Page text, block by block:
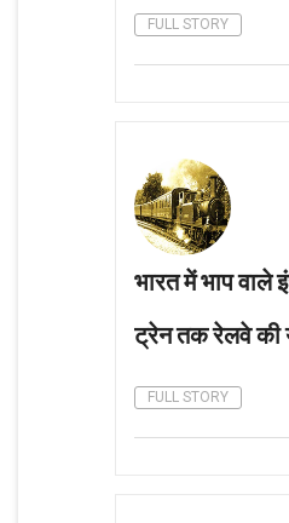
FULL STORY
भारत में भाप वाले
ट्रेन तक रेलवे की
FULL STORY